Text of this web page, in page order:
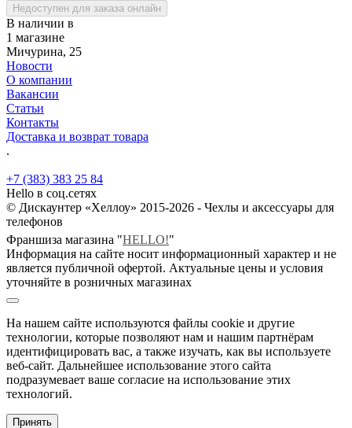
Недоступен для заказа онлайн
В наличии в
1 магазине
Мичурина, 25
Новости
О компании
Вакансии
Статьи
Контакты
Доставка и возврат товара
.
+7 (383) 383 25 84
Hello в соц.сетях
© Дискаунтер «Хеллоу» 2015-2026 - Чехлы и аксессуары для
телефонов
Франшиза магазина "HELLO!"
Информация на сайте носит информационный характер и не
является публичной офертой. Актуальные цены и условия
уточняйте в розничных магазинах
На нашем сайте используются файлы cookie и другие
технологии, которые позволяют нам и нашим партнёрам
идентифицировать вас, а также изучать, как вы используете
веб-сайт. Дальнейшее использование этого сайта
подразумевает ваше согласие на использование этих
технологий.
Принять